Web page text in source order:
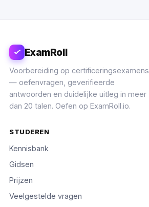
ExamRoll
Voorbereiding op certificeringsexamens
— oefenvragen, geverifieerde
antwoorden en duidelijke uitleg in meer
dan 20 talen. Oefen op ExamRoll.io.
STUDEREN
Kennisbank
Gidsen
Prijzen
Veelgestelde vragen